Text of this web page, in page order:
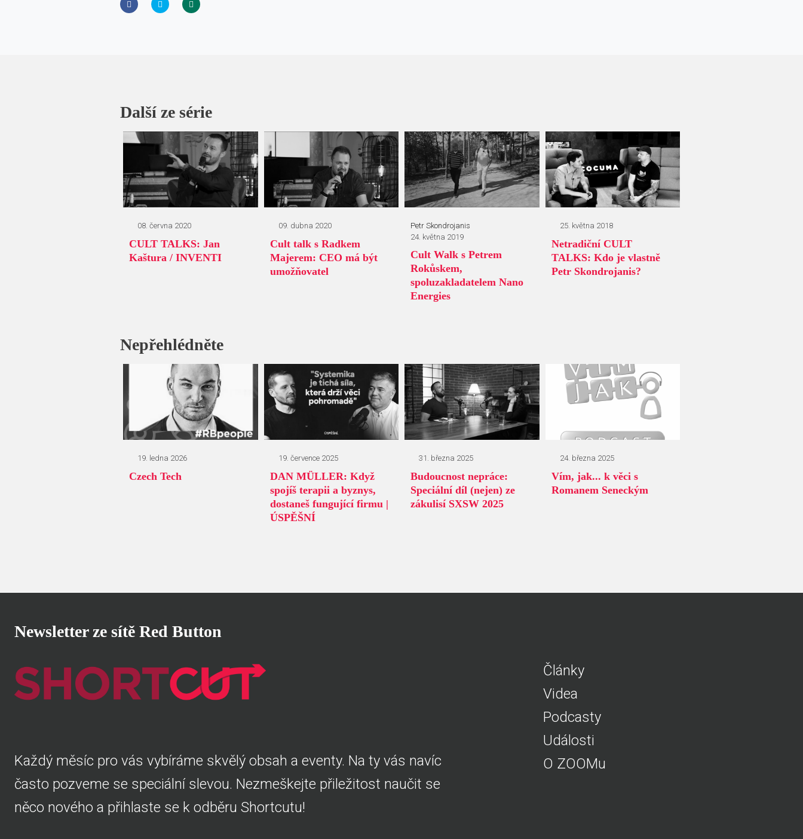
Další ze série
08. června 2020
CULT TALKS: Jan
Kaštura / INVENTI
09. dubna 2020
Cult talk s Radkem
Majerem: CEO má být
umožňovatel
Petr Skondrojanis
24. května 2019
Cult Walk s Petrem
Rokůskem,
spoluzakladatelem Nano
Energies
25. května 2018
Netradiční CULT
TALKS: Kdo je vlastně
Petr Skondrojanis?
Nepřehlédněte
19. ledna 2026
Czech Tech
19. července 2025
DAN MÜLLER: Když
spojíš terapii a byznys,
dostaneš fungující firmu |
ÚSPĚŠNÍ
31. března 2025
Budoucnost nepráce:
Speciální díl (nejen) ze
zákulisí SXSW 2025
24. března 2025
Vím, jak... k věci s
Romanem Seneckým
Newsletter ze sítě Red Button
Každý měsíc pro vás vybíráme skvělý obsah a eventy. Na ty vás navíc
často pozveme se speciální slevou. Nezmeškejte přiležitost naučit se
něco nového a přihlaste se k odběru Shortcutu!
Články
Videa
Podcasty
Události
O ZOOMu